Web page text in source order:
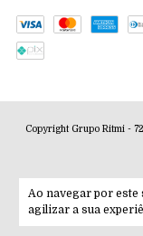
Ao navegar por este
agilizar a sua
Copyright Grupo Ritmi -